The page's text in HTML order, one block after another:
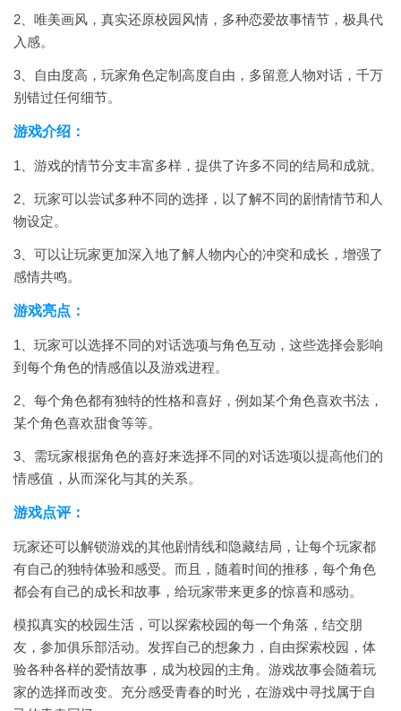
2、唯美画风，真实还原校园风情，多种恋爱故事情节，极具代
入感。
3、自由度高，玩家角色定制高度自由，多留意人物对话，千万
别错过任何细节。
游戏介绍：
1、游戏的情节分支丰富多样，提供了许多不同的结局和成就。
2、玩家可以尝试多种不同的选择，以了解不同的剧情情节和人
物设定。
3、可以让玩家更加深入地了解人物内心的冲突和成长，增强了
感情共鸣。
游戏亮点：
1、玩家可以选择不同的对话选项与角色互动，这些选择会影响
到每个角色的情感值以及游戏进程。
2、每个角色都有独特的性格和喜好，例如某个角色喜欢书法，
某个角色喜欢甜食等等。
3、需玩家根据角色的喜好来选择不同的对话选项以提高他们的
情感值，从而深化与其的关系。
游戏点评：
玩家还可以解锁游戏的其他剧情线和隐藏结局，让每个玩家都
有自己的独特体验和感受。而且，随着时间的推移，每个角色
都会有自己的成长和故事，给玩家带来更多的惊喜和感动。
模拟真实的校园生活，可以探索校园的每一个角落，结交朋
友，参加俱乐部活动。发挥自己的想象力，自由探索校园，体
验各种各样的爱情故事，成为校园的主角。游戏故事会随着玩
家的选择而改变。充分感受青春的时光，在游戏中寻找属于自